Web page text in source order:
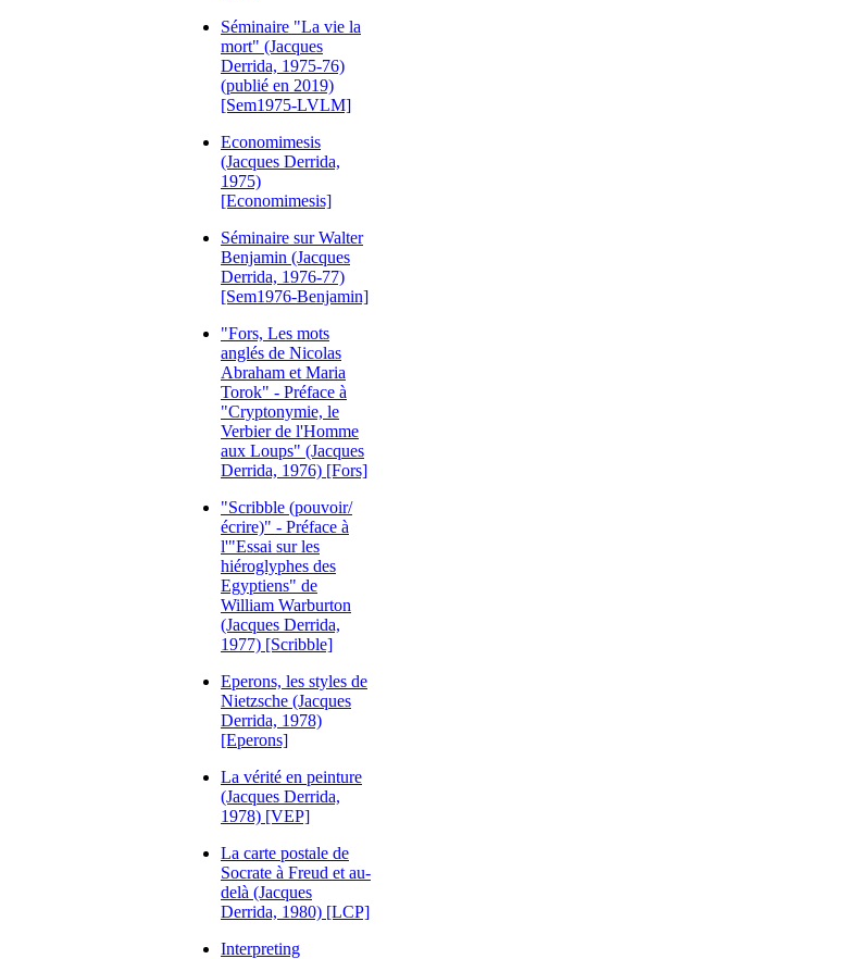
Séminaire "La vie la
mort" (Jacques
Derrida, 1975-76)
(publié en 2019)
[Sem1975-LVLM]
Economimesis
(Jacques Derrida,
1975)
[Economimesis]
Séminaire sur Walter
Benjamin (Jacques
Derrida, 1976-77)
[Sem1976-Benjamin]
"Fors, Les mots
anglés de Nicolas
Abraham et Maria
Torok" - Préface à
"Cryptonymie, le
Verbier de l'Homme
aux Loups" (Jacques
Derrida, 1976) [Fors]
"Scribble (pouvoir/
écrire)" - Préface à
l'"Essai sur les
hiéroglyphes des
Egyptiens" de
William Warburton
(Jacques Derrida,
1977) [Scribble]
Eperons, les styles de
Nietzsche (Jacques
Derrida, 1978)
[Eperons]
La vérité en peinture
(Jacques Derrida,
1978) [VEP]
La carte postale de
Socrate à Freud et au-
delà (Jacques
Derrida, 1980) [LCP]
Interpreting